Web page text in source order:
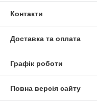
Контакти
Доставка та оплата
Графік роботи
Повна версія сайту